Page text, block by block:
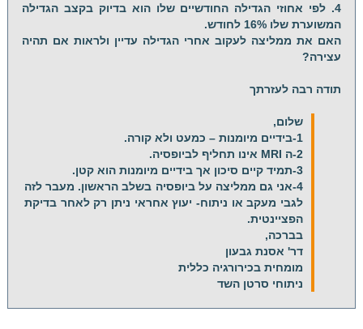
4. לפי אחוזי הגדילה החודשיים שלו הוא בדיוק בקצב הגדילה
המשוערת שלו 16% לחודש.
האם את ממליצה לעקוב אחרי הגדילה עדיין ולראות אם תהיה
עצירה?
תודה רבה לעזרתך
שלום,
1-בידיים מיומנות – כמעט ולא קורה.
2-ה MRI אינו תחליף לביופסיה.
3-תמיד קיים סיכון אך בידיים מיומנות הוא קטן.
4-אני גם ממליצה על ביופסיה בשלב הראשון. מעבר לזה
לגבי מעקב או ניתוח- יעוץ אחראי ניתן רק לאחר בדיקת
הפציינטית.
בברכה,
דר' אסנת גבעון
מומחית בכירורגיה כללית
ניתוחי סרטן השד